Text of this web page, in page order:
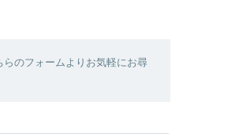
のフォームよりお気軽にお尋